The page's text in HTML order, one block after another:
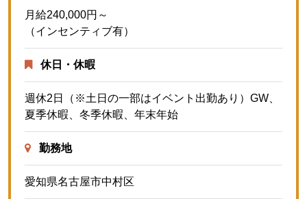
月給240,000円～
（インセンティブ有）
休日・休暇
週休2日（※土日の一部はイベント出勤あり）GW、
夏季休暇、冬季休暇、年末年始
勤務地
愛知県名古屋市中村区